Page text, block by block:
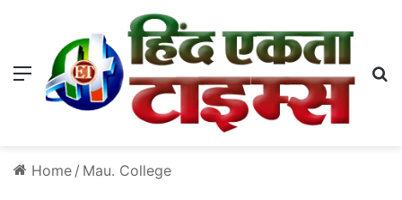
Menu
Home / Mau. College